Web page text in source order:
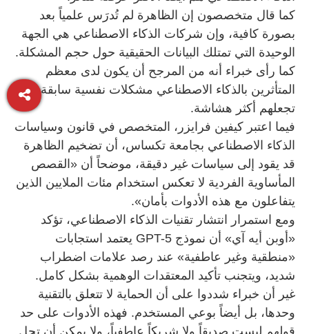
كما قال متخصصون إن الظاهرة لم تُدرَس علمياً بعد
بصورة كافية، وإن شركات الذكاء الاصطناعي هي الجهة
الوحيدة التي تمتلك البيانات الحقيقية حول حجم المشكلة.
كما رأى خبراء أنه من المرجح أن يكون لدى معظم
المتأثرين بالذكاء الاصطناعي مشكلات نفسية سابقة
تجعلهم أكثر هشاشة.
فيما اعتبر كيفين فرايزر، المتخصص في قانون وسياسات
الذكاء الاصطناعي بجامعة تكساس، أن تضخيم الظاهرة
قد يقود إلى سياسات غير دقيقة، موضحاً أن «القصص
المأساوية الفردية لا تعكس استخدام مئات الملايين الذين
يتفاعلون مع هذه الأدوات بأمان».
ومع استمرار انتشار تقنيات الذكاء الاصطناعي، تؤكد
«أوبن أيه آي» أن نموذج GPT-5 يعتمد استجابات
«منطقية وغير عاطفية» عند رصد علامات اضطراب
شديد، ويتجنب تأكيد المعتقدات الوهمية بشكل كامل.
غير أن خبراء شددوا على أن الحماية لا تتعلق بالتقنية
وحدها، بل أيضاً بوعي المستخدم. فهذه الأدوات على حد
قولهم ليست صديقاً ولا شريكاً عاطفياً، ولا يمكن أن تحل